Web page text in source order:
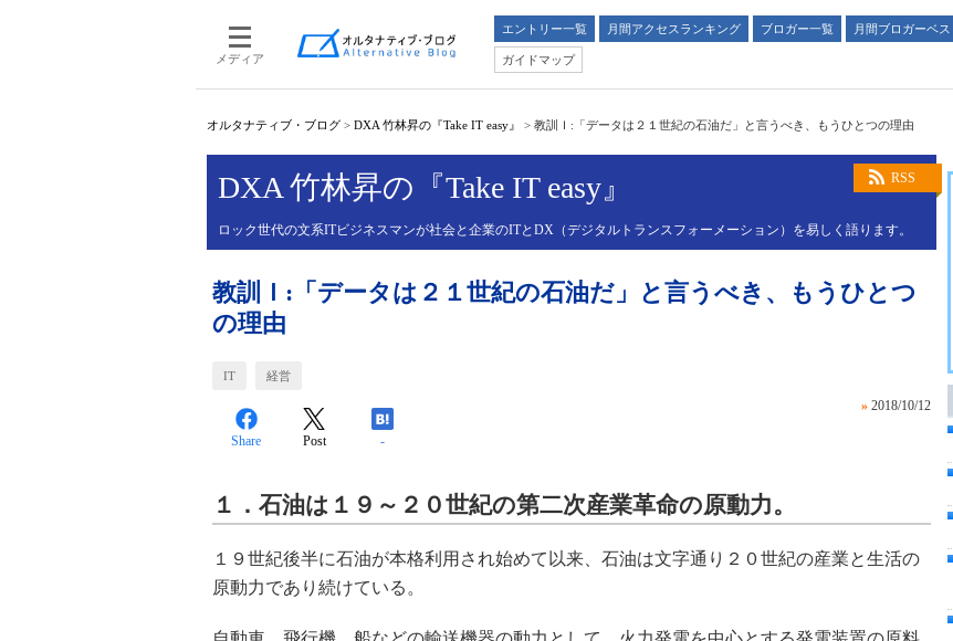
メディア
エントリー一覧 月間アクセスランキング ブロガー一覧
月間ブロガーベ
ガイドマップ
オルタナティブ・ブログ > DXA 竹林昇の『Take IT easy』 > 教訓Ｉ:「データは２１世紀の石油だ」と言うべき、もうひとつの理由
RSS
DXA 竹林昇の『Take IT easy』
ロック世代の文系ITビジネスマンが社会と企業のITとDX（デジタルトランスフォーメーション）を易しく語ります。
教訓Ｉ:「データは２１世紀の石油だ」と言うべき、もうひとつ
の理由
IT 経営
» 2018/10/12
Share Post -
１．石油は１９～２０世紀の第二次産業革命の原動力。
１９世紀後半に石油が本格利用され始めて以来、石油は文字通り２０世紀の産業と生活の
原動力であり続けている。